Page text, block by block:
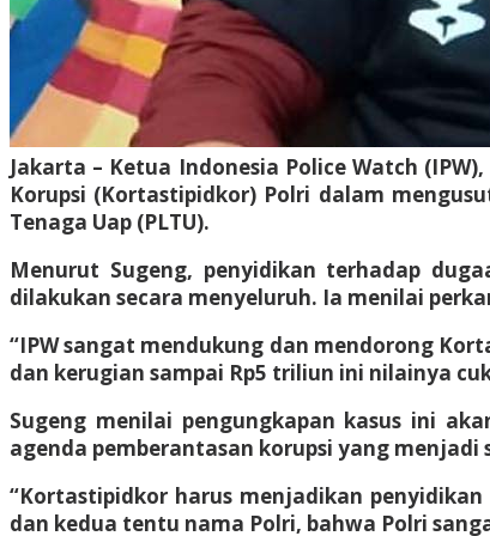
Jakarta – Ketua Indonesia Police Watch
Korupsi (Kortastipidkor) Polri dalam
Tenaga Uap (PLTU).
Menurut Sugeng, penyidikan terhadap
dilakukan secara menyeluruh. Ia menilai
“IPW sangat mendukung dan mendorong
dan kerugian sampai Rp5 triliun ini nilainya
Sugeng menilai pengungkapan kasus ini
agenda pemberantasan korupsi yang
“Kortastipidkor harus menjadikan
dan kedua tentu nama Polri, bahwa Polri